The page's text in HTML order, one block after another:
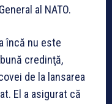
al NATO.
încă nu este
credinţă,
de la lansarea
El a asigurat că